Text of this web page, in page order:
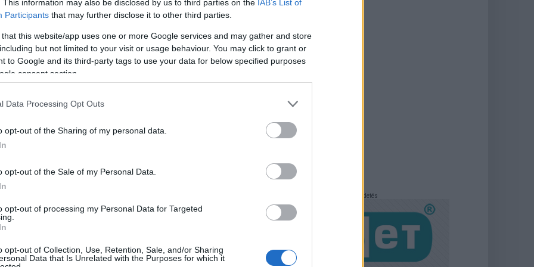
This information may also be disclosed by us to third parties on the IAB’s List of
Participants that may further disclose it to other third parties.
that this website/app uses one or more Google services and may gather and store
but not limited to your visit or usage behaviour. You may click to grant or
to Google and its third-party tags to use your data for below specified purposes
consent section.
Data Processing Opt Outs
opt-out of the Sharing of my personal data.
opt-out of the Sale of my Personal Data.
opt-out of processing my Personal Data for Targeted
opt-out of Collection, Use, Retention, Sale, and/or Sharing
Data that Is Unrelated with the Purposes for which it
veszélyei
a zenerajongóknak, felhasználói
jelszava került illetéktelen kezekbe egy hackelés
kilenc érintett felhasználó beszámolója alapján,
hozták a hackerek. Az online zenei streaming
számolt be, hogy a Spotify nem értesítette őket
tudomást arról, hogy többeket is érint a probléma,
azt tapasztalták, hogy fiókjuk hackertámadás
Hirdetés